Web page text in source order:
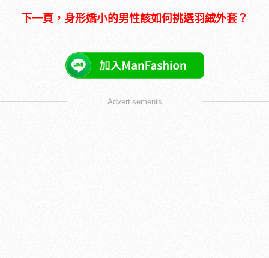
下一頁，身形嬌小的男性該如何挑選羽絨外套？
Advertisements